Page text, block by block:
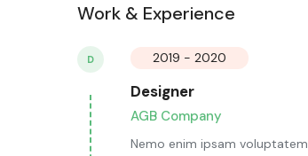
Work & Experience
D 2019 - 2020
Designer
AGB Company
Nemo enim ipsam